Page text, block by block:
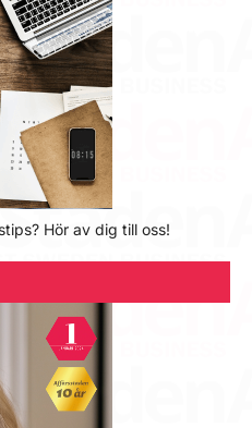
Hör av dig till oss!